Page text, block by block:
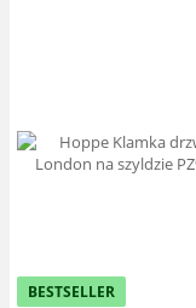
BESTSELLER